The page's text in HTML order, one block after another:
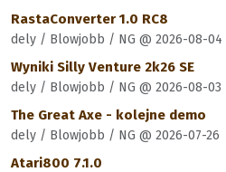
RastaConverter 1.0 RC8
dely / Blowjobb / NG @ 2026-08-04
Wyniki Silly Venture 2k26 SE
dely / Blowjobb / NG @ 2026-08-03
The Great Axe - kolejne demo
dely / Blowjobb / NG @ 2026-07-26
Atari800 7.1.0